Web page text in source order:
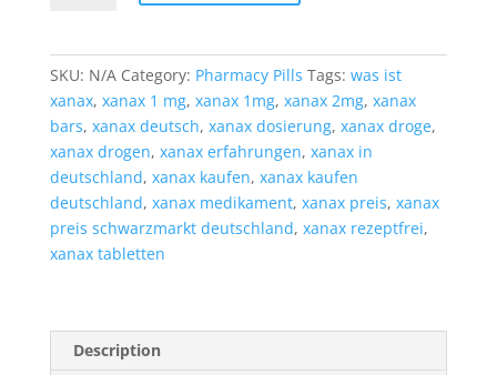
SKU: N/A Category: Pharmacy Pills Tags: was ist
xanax, xanax 1 mg, xanax 1mg, xanax 2mg, xanax
bars, xanax deutsch, xanax dosierung, xanax droge,
xanax drogen, xanax erfahrungen, xanax in
deutschland, xanax kaufen, xanax kaufen
deutschland, xanax medikament, xanax preis, xanax
preis schwarzmarkt deutschland, xanax rezeptfrei,
xanax tabletten
Description